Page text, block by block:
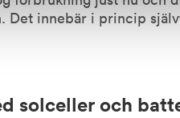
Det innebär i princip
solceller och